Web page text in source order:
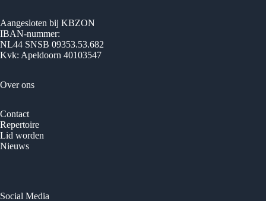
Aangesloten bij KBZON
IBAN-nummer:
NL44 SNSB 09353.53.682
Kvk: Apeldoorn 40103547
Over ons
Contact
Repertoire
Lid worden
Nieuws
Social Media